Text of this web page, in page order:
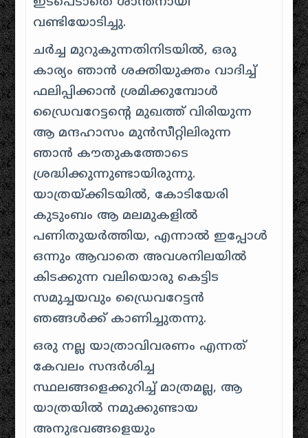
വണ്ടിയോടിച്ചു.
ചർച്ച മുറുകുന്നതിനിടയിൽ, ഒരു
കാര്യം ഞാൻ ശക്തിയുക്തം വാദിച്ച്
ഫലിപ്പിക്കാൻ ശ്രമിക്കുമ്പോൾ
ഡ്രൈവറേട്ടന്റെ മുഖത്ത് വിരിയുന്ന
ആ മന്ദഹാസം മുൻസീറ്റിലിരുന്ന
ഞാൻ കൗതുകത്തോടെ
ശ്രദ്ധിക്കുന്നുണ്ടായിരുന്നു.
യാത്രയ്ക്കിടയിൽ, കോടിയേരി
കുടുംബം ആ മലമുകളിൽ
പണിതുയർത്തിയ, എന്നാൽ ഇപ്പോൾ
ഒന്നും ആവാതെ അവശനിലയിൽ
കിടക്കുന്ന വലിയൊരു കെട്ടിട
സമുച്ചയവും ഡ്രൈവറേട്ടൻ
ഞങ്ങൾക്ക് കാണിച്ചുതന്നു.
ഒരു നല്ല യാത്രാവിവരണം എന്നത്
കേവലം സന്ദർശിച്ച
സ്ഥലങ്ങളെക്കുറിച്ച് മാത്രമല്ല, ആ
യാത്രയിൽ നമുക്കുണ്ടായ
അനുഭവങ്ങളെയും